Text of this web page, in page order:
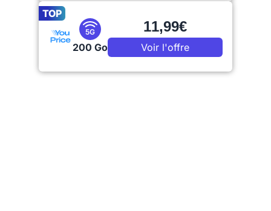
TOP
5G
200 Go
11,99€
Voir l'offre